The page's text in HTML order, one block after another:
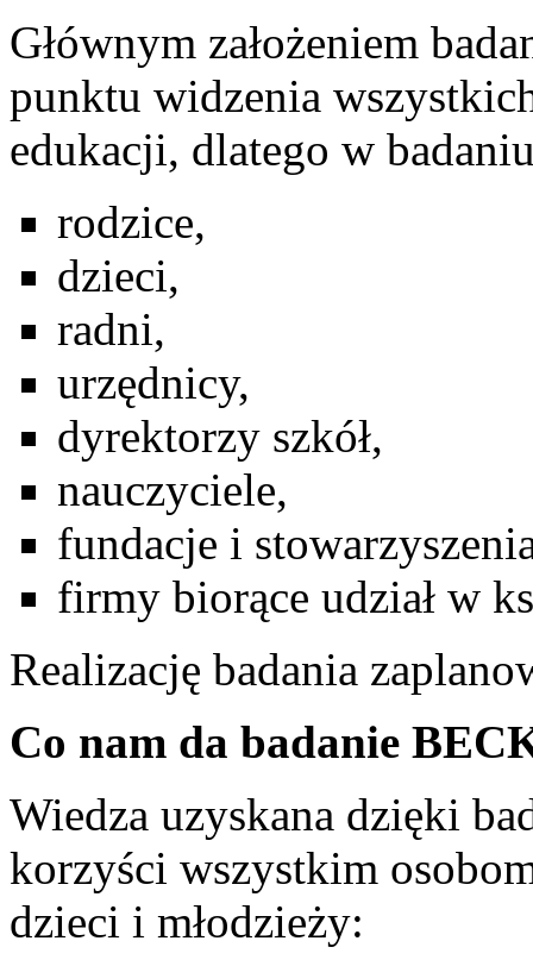
Głównym założeniem
punktu widzenia
edukacji, dlatego w
rodzice,
dzieci,
radni,
urzędnicy,
dyrektorzy szkół,
nauczyciele,
fundacje i
firmy biorące udział w
Realizację badania
Co nam da badanie
Wiedza uzyskana dzięki
korzyści wszystkim
dzieci i młodzieży: